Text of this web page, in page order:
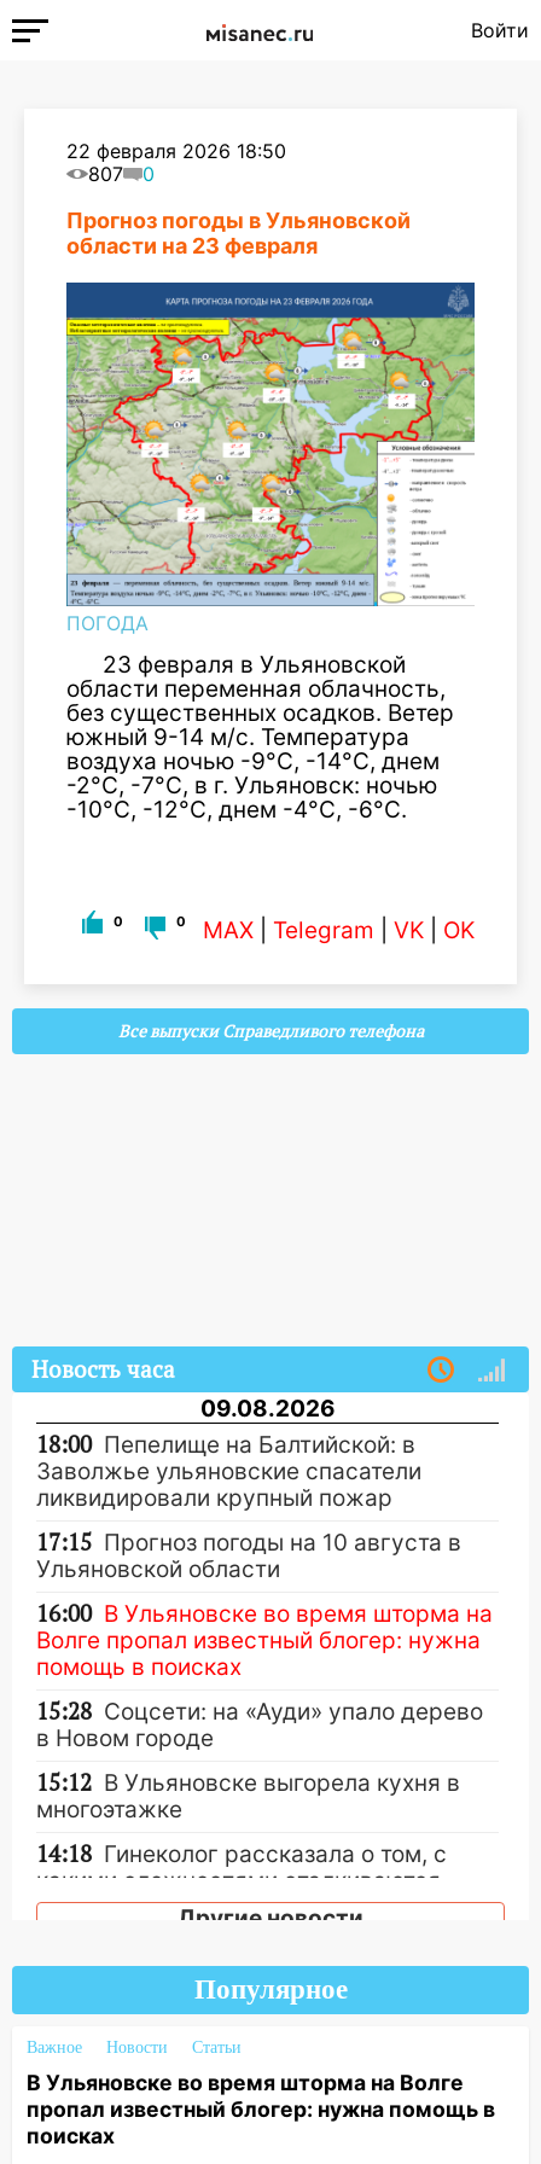
Войти
22 февраля 2026 18:50
807
0
Прогноз погоды в Ульяновской
области на 23 февраля
ПОГОДА
23 февраля в Ульяновской
области переменная облачность,
без существенных осадков. Ветер
южный 9-14 м/с. Температура
воздуха ночью -9°С, -14°С, днем
-2°С, -7°С, в г. Ульяновск: ночью
-10°С, -12°С, днем -4°С, -6°С.
0 0 MAX Telegram VK OK
Все выпуски Справедливого телефона
Новость часа
09.08.2026
18:00 Пепелище на Балтийской: в
Заволжье ульяновские спасатели
ликвидировали крупный пожар
17:15 Прогноз погоды на 10 августа в
Ульяновской области
16:00 В Ульяновске во время шторма на
Волге пропал известный блогер: нужна
помощь в поисках
15:28 Соцсети: на «Ауди» упало дерево
в Новом городе
15:12 В Ульяновске выгорела кухня в
многоэтажке
14:18 Гинеколог рассказала о том, с
какими сложностями сталкиваются
молодые мамы
Люксембург дерево упало на
13:00
«Благоприятный период для
новых начинаний: гороскоп для всех
знаков зодиака на неделю с 10 по 16
августа
Другие новости
Популярное
Важное Новости Статьи
В Ульяновске во время шторма на Волге
пропал известный блогер: нужна помощь в
поисках